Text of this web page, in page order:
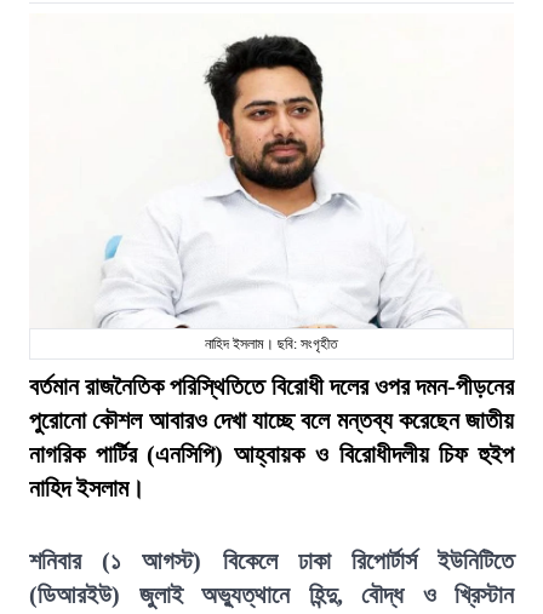
নাহিদ ইসলাম। ছবি: সংগৃহীত
বর্তমান রাজনৈতিক পরিস্থিতিতে বিরোধী দলের ওপর দমন-পীড়নের
পুরোনো কৌশল আবারও দেখা যাচ্ছে বলে মন্তব্য করেছেন জাতীয়
নাগরিক পার্টির (এনসিপি) আহ্বায়ক ও বিরোধীদলীয় চিফ হুইপ
নাহিদ ইসলাম।
শনিবার (১ আগস্ট) বিকেলে ঢাকা রিপোর্টার্স ইউনিটিতে
(ডিআরইউ) জুলাই অভ্যুত্থানে হিন্দু, বৌদ্ধ ও খ্রিস্টান